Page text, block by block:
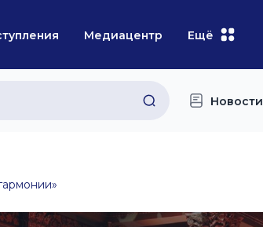
Медиацентр Ещё
Новости